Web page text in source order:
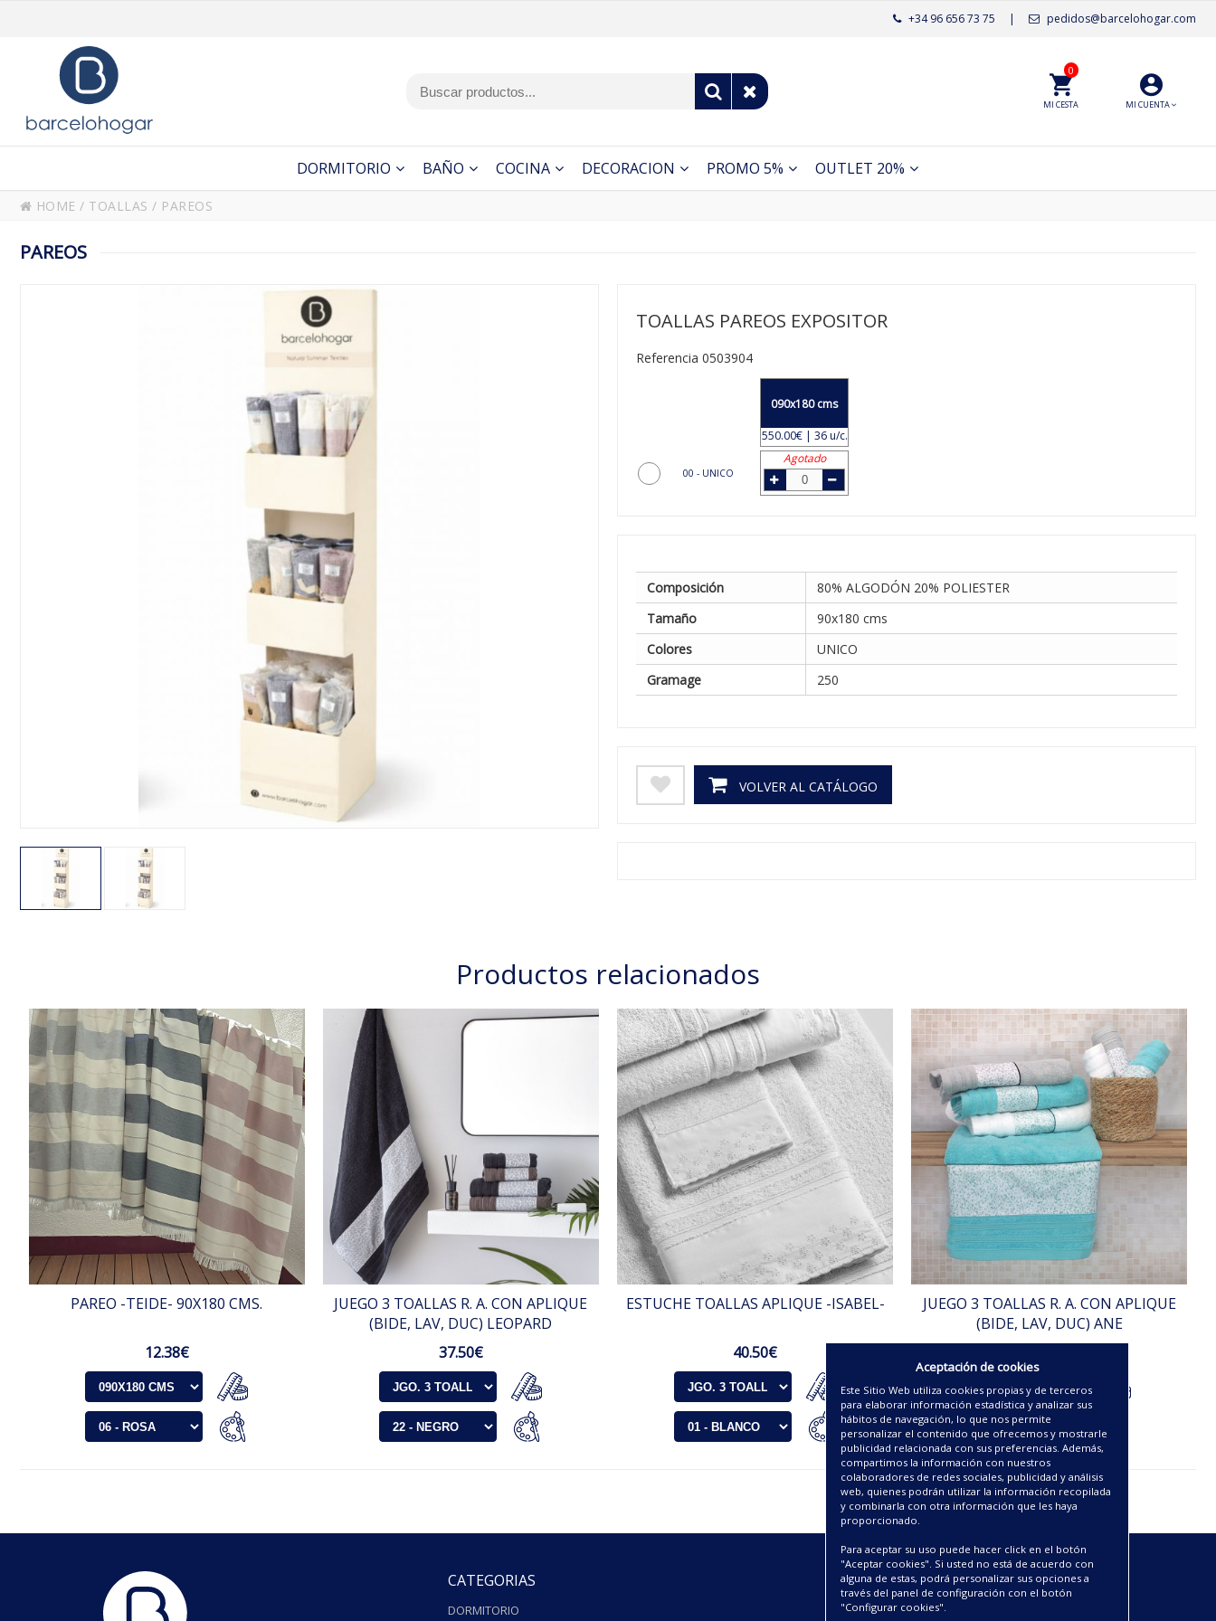
pedidos@barcelohogar.com
|
+34 96 656 73 75
MI CUENTA
MI CESTA
0
DORMITORIO BAÑO COCINA DECORACION PROMO 5% OUTLET 20%
HOME / TOALLAS / PAREOS
PAREOS
TOALLAS PAREOS EXPOSITOR
Referencia 0503904
00 - UNICO
090x180 cms
550.00€ | 36 u/c.
Agotado
Composición
80% ALGODÓN 20% POLIESTER
Tamaño
90x180 cms
Colores
UNICO
Gramage
250
VOLVER AL CATÁLOGO
Productos relacionados
PAREO -TEIDE- 90X180 CMS.
12.38€
JUEGO 3 TOALLAS R. A. CON APLIQUE
(BIDE, LAV, DUC) LEOPARD
37.50€
ESTUCHE TOALLAS APLIQUE -ISABEL-
40.50€
JUEGO 3 TOALLAS R. A. CON APLIQUE
(BIDE, LAV, DUC) ANE
CATEGORIAS
DORMITORIO
ENLACES
CATÁLOGOS PDF
Aceptación de cookies
Este Sitio Web utiliza cookies propias y de terceros
para elaborar información estadística y analizar sus
hábitos de navegación, lo que nos permite
personalizar el contenido que ofrecemos y mostrarle
publicidad relacionada con sus preferencias. Además,
compartimos la información con nuestros
colaboradores de redes sociales, publicidad y análisis
web, quienes podrán utilizar la información recopilada
y combinarla con otra información que les haya
proporcionado.
Para aceptar su uso puede hacer click en el botón
"Aceptar cookies". Si usted no está de acuerdo con
alguna de estas, podrá personalizar sus opciones a
través del panel de configuración con el botón
"Configurar cookies".